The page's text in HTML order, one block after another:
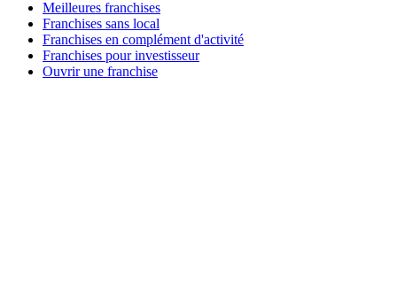
Meilleures franchises
Franchises sans local
Franchises en complément d'activité
Franchises pour investisseur
Ouvrir une franchise